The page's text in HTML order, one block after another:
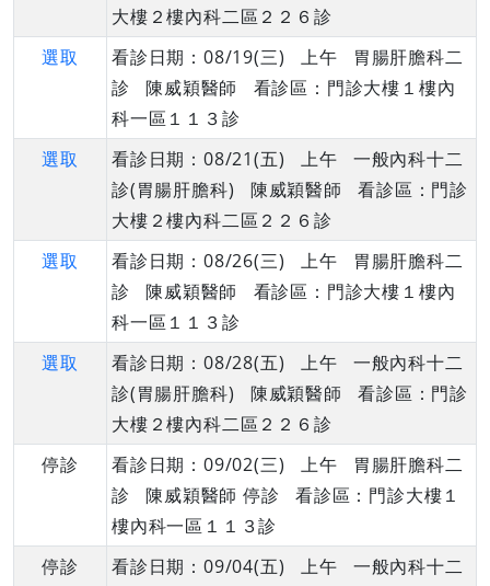
大樓２樓內科二區２２６診
選取
看診日期：08/19(三) 上午 胃腸肝膽科二
診 陳威穎醫師 看診區：門診大樓１樓內
科一區１１３診
選取
看診日期：08/21(五) 上午 一般內科十二
診(胃腸肝膽科) 陳威穎醫師 看診區：門診
大樓２樓內科二區２２６診
選取
看診日期：08/26(三) 上午 胃腸肝膽科二
診 陳威穎醫師 看診區：門診大樓１樓內
科一區１１３診
選取
看診日期：08/28(五) 上午 一般內科十二
診(胃腸肝膽科) 陳威穎醫師 看診區：門診
大樓２樓內科二區２２６診
停診
看診日期：09/02(三) 上午 胃腸肝膽科二
診 陳威穎醫師 停診 看診區：門診大樓１
樓內科一區１１３診
停診
看診日期：09/04(五) 上午 一般內科十二